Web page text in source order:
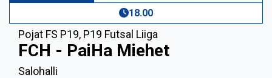
18.00
Pojat FS P19, P19 Futsal Liiga
FCH - PaiHa Miehet
Salohalli